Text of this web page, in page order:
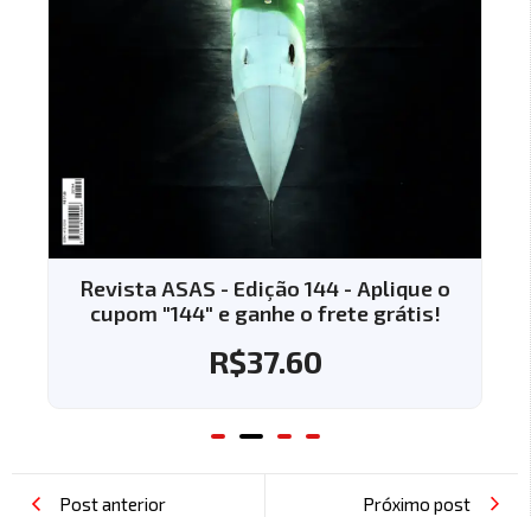
Revista ASAS - Edição 144 - Aplique o
cupom "144" e ganhe o frete grátis!
R$37.60
Post anterior Próximo post